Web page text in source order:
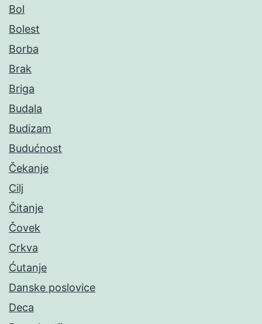
Bol
Bolest
Borba
Brak
Briga
Budala
Budizam
Budućnost
Čekanje
Cilj
Čitanje
Čovek
Crkva
Ćutanje
Danske poslovice
Deca